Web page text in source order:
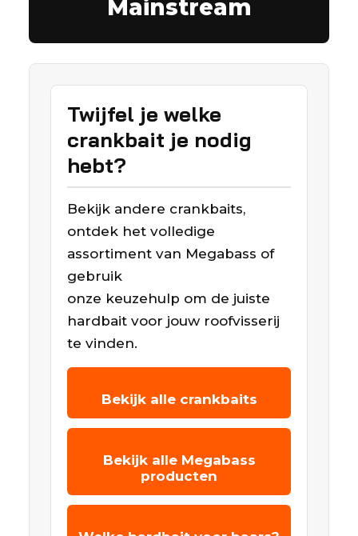
Mainstream
Twijfel je welke
crankbait je nodig
hebt?
Bekijk andere crankbaits,
ontdek het volledige
assortiment van Megabass of
gebruik
onze keuzehulp om de juiste
hardbait voor jouw roofvisserij
te vinden.
Bekijk alle crankbaits
Bekijk alle Megabass
producten